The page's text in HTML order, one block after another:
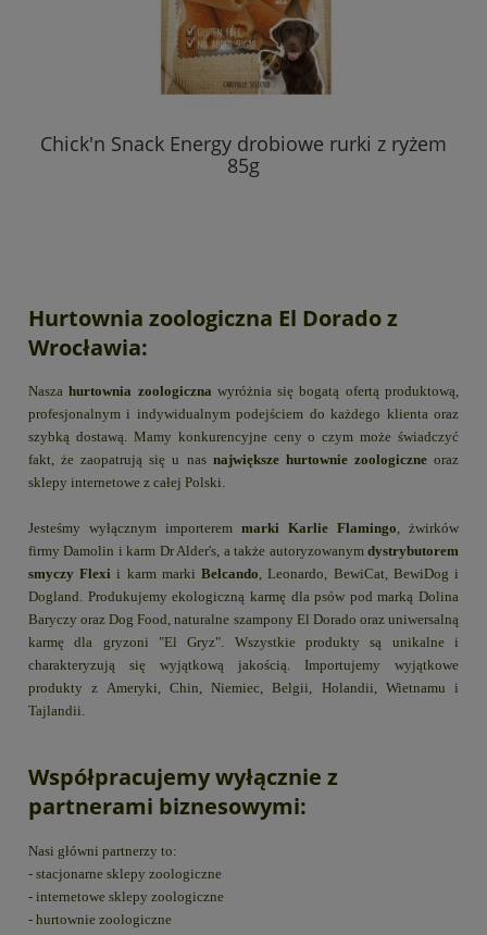
Chick'n Snack Energy drobiowe rurki z ryżem
85g
Hurtownia zoologiczna El Dorado z
Wrocławia:
Naszahurtownia zoologiczna wyróżnia się bogatą ofertą produktową,
profesjonalnym i indywidualnym podejściem do każdego klienta oraz
szybką dostawą. Mamy konkurencyjne ceny o czym może świadczyć
fakt, że zaopatrują się u nas największe hurtownie zoologiczneoraz
sklepy internetowe z całej Polski.
Jesteśmy wyłącznym importerem marki Karlie Flamingo, żwirków
firmy Damolin i karm Dr Alder's, a także autoryzowanym dystrybutorem
smyczy Flexi i karm markiBelcando, Leonardo, BewiCat, BewiDog i
Dogland. Produkujemy ekologiczną karmę dla psów pod marką Dolina
Baryczy oraz Dog Food, naturalne szampony El Dorado oraz uniwersalną
karmę dla gryzoni "El Gryz". Wszystkie produkty są unikalne i
charakteryzują się wyjątkową jakością. Importujemy wyjątkowe
produkty z Ameryki, Chin, Niemiec, Belgii, Holandii, Wietnamu i
Tajlandii.
Współpracujemy wyłącznie z
partnerami biznesowymi:
Nasi główni partnerzy to:
- stacjonarne sklepy zoologiczne
- internetowe sklepy zoologiczne
- hurtownie zoologiczne